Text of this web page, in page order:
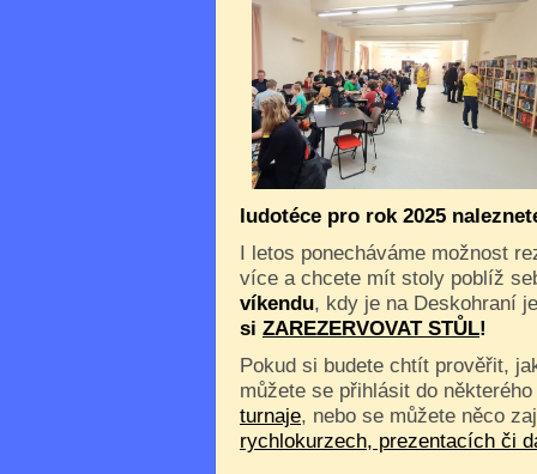
ludotéce pro rok 2025
I letos ponecháváme možnost
více a chcete mít stoly poblíž
víkendu, kdy je na Deskohraní
si ZAREZERVOVAT STŮL!
Pokud si budete chtít prověřit,
můžete se přihlásit do
turnaje, nebo se můžete něco
rychlokurzech, prezentacích či